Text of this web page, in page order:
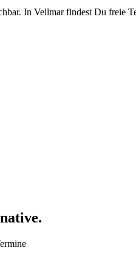
In Vellmar findest Du freie